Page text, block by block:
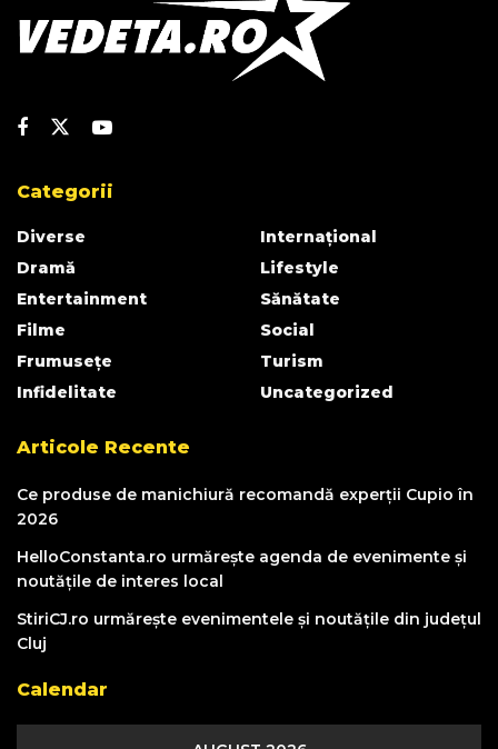
Categorii
Diverse
Dramă
Entertainment
Filme
Frumusețe
Infidelitate
Internațional
Lifestyle
Sănătate
Social
Turism
Uncategorized
Articole Recente
Ce produse de manichiură recomandă experții Cupio în
2026
HelloConstanta.ro urmărește agenda de evenimente și
noutățile de interes local
StiriCJ.ro urmărește evenimentele și noutățile din județul
Cluj
Calendar